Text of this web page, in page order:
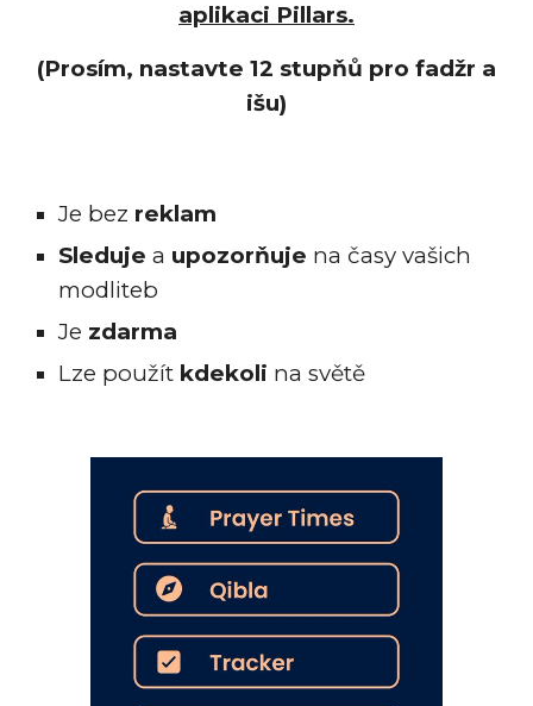
aplikaci Pillars.
(Prosím, nastavte 12 stupňů pro fadžr a
išu)
Je bez reklam
Sleduje a upozorňuje na časy vašich
modliteb
Je zdarma
Lze použít kdekoli na světě